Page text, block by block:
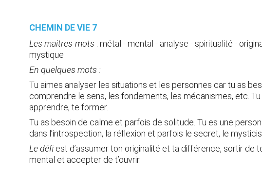
CHEMIN DE VIE 7
Les maitres-mots : métal - mental - analyse - spiritualité -
mystique
En quelques mots :
Tu aimes analyser les situations et les personnes car tu as
comprendre le sens, les fondements, les mécanismes, etc. Tu
apprendre, te former.
Tu as besoin de calme et parfois de solitude. Tu es une
dans l’introspection, la réflexion et parfois le secret, le
Le défi est d’assumer ton originalité et ta différence, sortir de
mental et accepter de t’ouvrir.